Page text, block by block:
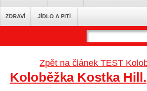
ZDRAVÍ JÍDLO A PITÍ
Zpět na článek TEST
Koloběžka Kostka Hill.